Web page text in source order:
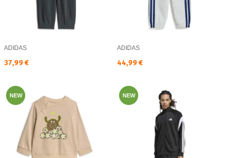
ADIDAS
Текуща цена:
37,99 €
ADIDAS
Текуща цена:
44,99 €
NEW NEW